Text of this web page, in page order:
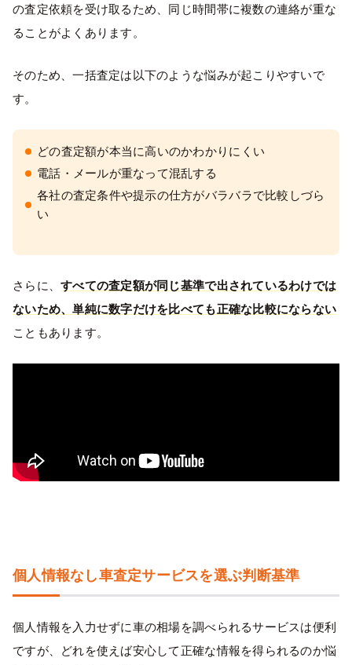
の査定依頼を受け取るため、同じ時間帯に複数の連絡が重な
ることがよくあります。
そのため、一括査定は以下のような悩みが起こりやすいで
す。
どの査定額が本当に高いのかわかりにくい
電話・メールが重なって混乱する
各社の査定条件や提示の仕方がバラバラで比較しづら
い
さらに、すべての査定額が同じ基準で出されているわけでは
ないため、単純に数字だけを比べても正確な比較にならない
こともあります。
個人情報なし車査定サービスを選ぶ判断基準
個人情報を入力せずに車の相場を調べられるサービスは便利
ですが、どれを使えば安心して正確な情報を得られるのか悩